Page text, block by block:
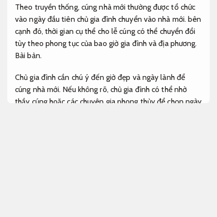
Theo truyền thống, cúng nhà mới thường được tổ chức
vào ngày đầu tiên chủ gia đình chuyển vào nhà mới. bên
cạnh đó, thời gian cụ thể cho lễ cúng có thể chuyển đổi
tùy theo phong tục của bao giờ gia đình và địa phương.
Bài bản.
Chủ gia đình cần chú ý đến giờ đẹp và ngày lành để
cúng nhà mới. Nếu không rõ, chủ gia đình có thể nhờ
thầy cúng hoặc các chuyên gia phong thủy để chọn ngày